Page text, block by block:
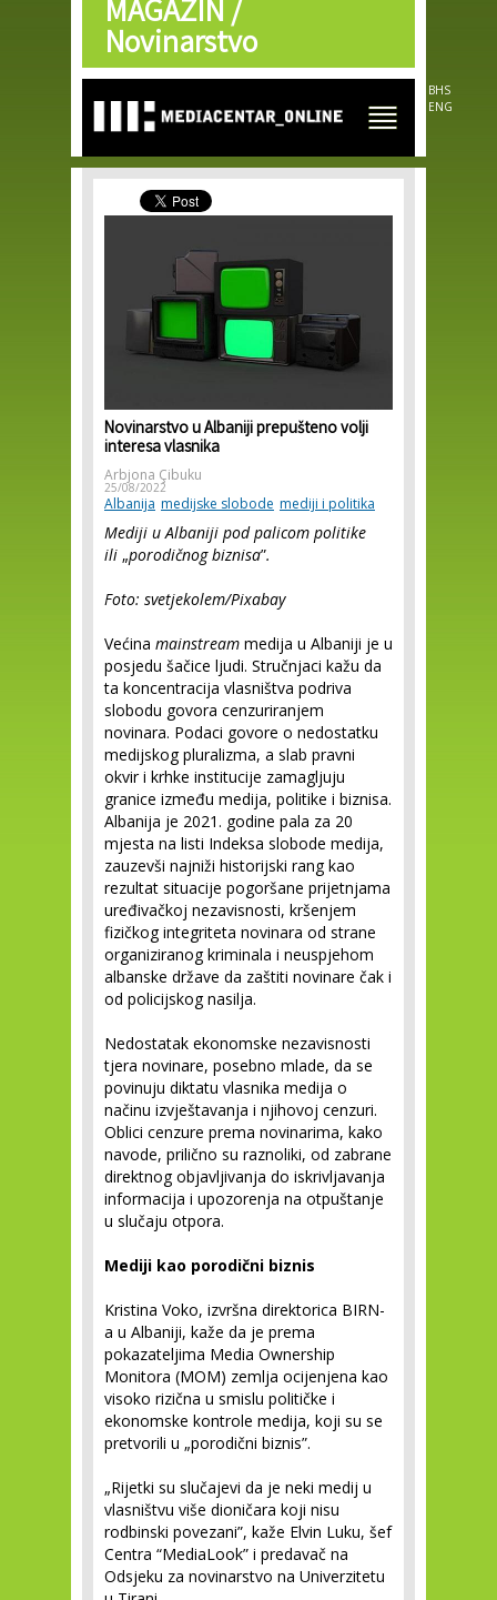
Skip to
main
content
MAGAZIN /
Novinarstvo
BHS
ENG
Novinarstvo u Albaniji prepušteno volji
interesa vlasnika
Arbjona Çibuku
25/08/2022
Albanija medijske slobode mediji i politika
Mediji u Albaniji pod palicom politike
ili „porodičnog biznisa”.
Foto: svetjekolem/Pixabay
Većina mainstream medija u Albaniji je u
posjedu šačice ljudi. Stručnjaci kažu da
ta koncentracija vlasništva podriva
slobodu govora cenzuriranjem
novinara. Podaci govore o nedostatku
medijskog pluralizma, a slab pravni
okvir i krhke institucije zamagljuju
granice između medija, politike i biznisa.
Albanija je 2021. godine pala za 20
mjesta na listi Indeksa slobode medija,
zauzevši najniži historijski rang kao
rezultat situacije pogoršane prijetnjama
uređivačkoj nezavisnosti, kršenjem
fizičkog integriteta novinara od strane
organiziranog kriminala i neuspjehom
albanske države da zaštiti novinare čak i
od policijskog nasilja.
Nedostatak ekonomske nezavisnosti
tjera novinare, posebno mlade, da se
povinuju diktatu vlasnika medija o
načinu izvještavanja i njihovoj cenzuri.
Oblici cenzure prema novinarima, kako
navode, prilično su raznoliki, od zabrane
direktnog objavljivanja do iskrivljavanja
informacija i upozorenja na otpuštanje
u slučaju otpora.
Mediji kao porodični biznis
Kristina Voko, izvršna direktorica BIRN-
a u Albaniji, kaže da je prema
pokazateljima Media Ownership
Monitora (MOM) zemlja ocijenjena kao
visoko rizična u smislu političke i
ekonomske kontrole medija, koji su se
pretvorili u „porodični biznis”.
„Rijetki su slučajevi da je neki medij u
vlasništvu više dioničara koji nisu
rodbinski povezani”, kaže Elvin Luku, šef
Centra “MediaLook” i predavač na
Odsjeku za novinarstvo na Univerzitetu